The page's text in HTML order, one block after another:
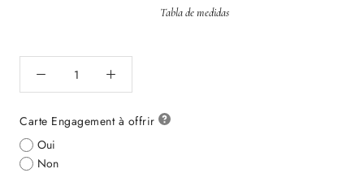
Tabla de medidas
Carte Engagement à offrir
Oui
Non